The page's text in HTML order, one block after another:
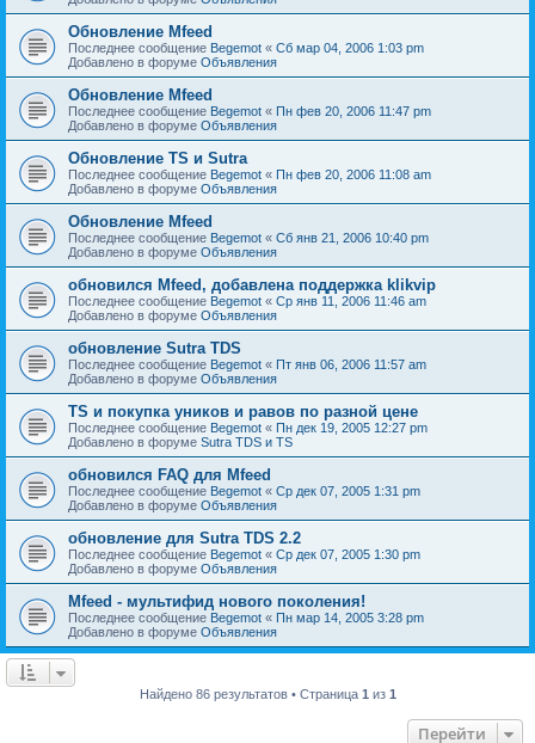
Обновление Mfeed
Последнее сообщение Begemot « Сб мар 04, 2006 1:03 pm
Добавлено в форуме Объявления
Обновление Mfeed
Последнее сообщение Begemot « Пн фев 20, 2006 11:47 pm
Добавлено в форуме Объявления
Обновление TS и Sutra
Последнее сообщение Begemot « Пн фев 20, 2006 11:08 am
Добавлено в форуме Объявления
Обновление Mfeed
Последнее сообщение Begemot « Сб янв 21, 2006 10:40 pm
Добавлено в форуме Объявления
обновился Mfeed, добавлена поддержка klikvip
Последнее сообщение Begemot « Ср янв 11, 2006 11:46 am
Добавлено в форуме Объявления
обновление Sutra TDS
Последнее сообщение Begemot « Пт янв 06, 2006 11:57 am
Добавлено в форуме Объявления
TS и покупка уников и равов по разной цене
Последнее сообщение Begemot « Пн дек 19, 2005 12:27 pm
Добавлено в форуме Sutra TDS и TS
обновился FAQ для Mfeed
Последнее сообщение Begemot « Ср дек 07, 2005 1:31 pm
Добавлено в форуме Объявления
обновление для Sutra TDS 2.2
Последнее сообщение Begemot « Ср дек 07, 2005 1:30 pm
Добавлено в форуме Объявления
Mfeed - мультифид нового поколения!
Последнее сообщение Begemot « Пн мар 14, 2005 3:28 pm
Добавлено в форуме Объявления
Найдено 86 результатов • Страница 1 из 1
Перейти